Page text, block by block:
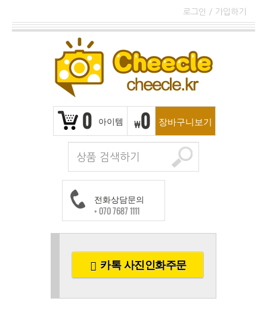
로그인 / 가입하기
0 아이템 ₩0 장바구니보기
전화상담문의
+ 070 7687 1111
카톡 사진인화주문